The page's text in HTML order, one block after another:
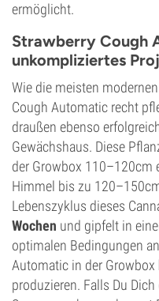
ermöglicht.
Strawberry Cough
unkompliziertes
Wie die meisten
Cough Automatic recht
draußen ebenso
Gewächshaus. Diese
der Growbox 110–120cm
Himmel bis zu
Lebenszyklus dieses
Wochen und gipfelt in
optimalen Bedingungen
Automatic in der Growbox
produzieren. Falls Du